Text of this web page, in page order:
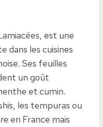
est une
dans les cuisines
Ses feuilles
un goût
et cumin.
les tempuras ou
en France mais